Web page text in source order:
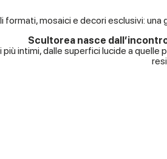
mosaici e decori esclusivi:
Scultorea nasce
intimi, dalle superfici lucide a quelle